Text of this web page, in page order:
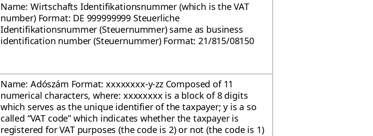
Name: Wirtschafts Identifikationsnummer (which is the VAT
number) Format: DE 999999999 Steuerliche
Identifikationsnummer (Steuernummer) same as business
identification number (Steuernummer) Format: 21/815/08150
Name: Adószám Format: xxxxxxxx-y-zz Composed of 11
numerical characters, where: xxxxxxxx is a block of 8 digits
which serves as the unique identifier of the taxpayer; y is a so
called “VAT code” which indicates whether the taxpayer is
registered for VAT purposes (the code is 2) or not (the code is 1)